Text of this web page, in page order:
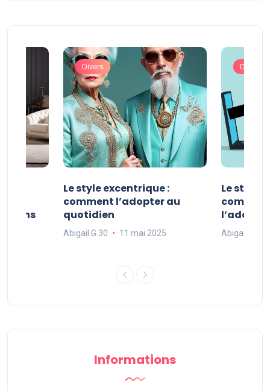
dans
Divers
Le style excentrique :
comment l’adopter au
quotidien
Abigail.G.30 11 mai 2025
Divers
Le style
Abigail.G.30
Informations